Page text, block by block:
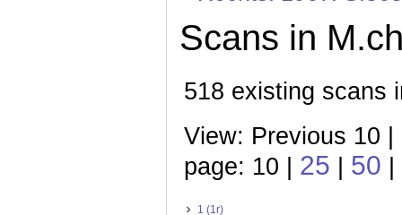
Scans in
518 existing scans
View: Previous 10 |
page: 10 | 25 50
1 (1r)